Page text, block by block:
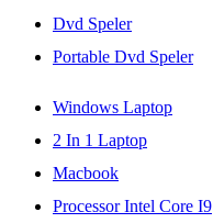
Dvd Speler
Portable Dvd Speler
Windows Laptop
2 In 1 Laptop
Macbook
Processor Intel Core I9